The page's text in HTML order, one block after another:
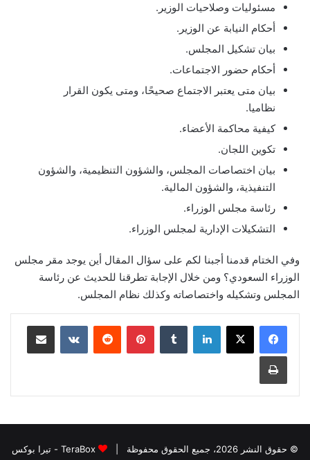
مسئوليات وصلاحيات الوزير.
أحكام النيابة عن الوزير.
بيان تشكيل المجلس.
أحكام حضور الاجتماعات.
بيان متى يعتبر الاجتماع صحيحًا، ومتى يكون القرار
نظاميا.
كيفية محاكمة الأعضاء.
تكوين اللجان.
بيان اختصاصات المجلس، والشؤون التنظيمية، والشؤون
التنفيذية، والشؤون المالية.
رئاسة مجلس الوزراء.
التشكيلات الإدارية لمجلس الوزراء.
وفي الختام قدمنا أجبنا لكم على سؤال المقال أين يوجد مقر مجلس
الوزراء السعودي؟ ومن خلال الإجابة تطرقنا للحديث عن رئاسة
المجلس وتشكيله واختصاصاته وكذلك نظام المجلس.
لينكدإن بينتيريست مشاركة عبر البريد
طباعة
© حقوق النشر 2026، جميع الحقوق محفوظة | TeraBox - تيرا بوكس